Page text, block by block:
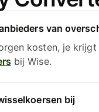
van
kosten, je
bij Wise.
bij